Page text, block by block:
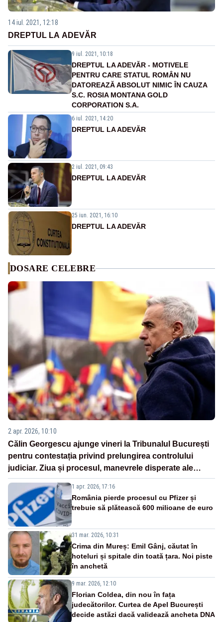
14 iul. 2021, 12:18
DREPTUL LA ADEVĂR
9 iul. 2021, 10:18
DREPTUL LA ADEVĂR - MOTIVELE
PENTRU CARE STATUL ROMÂN NU
DATOREAZĂ ABSOLUT NIMIC ÎN CAUZA
S.C. ROSIA MONTANA GOLD
CORPORATION S.A.
6 iul. 2021, 14:20
DREPTUL LA ADEVĂR
2 iul. 2021, 09:43
DREPTUL LA ADEVĂR
25 iun. 2021, 16:10
DREPTUL LA ADEVĂR
DOSARE CELEBRE
2 apr. 2026, 10:10
Călin Georgescu ajunge vineri la Tribunalul București
pentru contestația privind prelungirea controlului
judiciar. Ziua și procesul, manevrele disperate ale
Sistemului
1 apr. 2026, 17:16
România pierde procesul cu Pfizer și
trebuie să plătească 600 milioane de euro
31 mar. 2026, 10:31
Crima din Mureș: Emil Gânj, căutat în
hoteluri și spitale din toată țara. Noi piste
în anchetă
9 mar. 2026, 12:10
Florian Coldea, din nou în fața
judecătorilor. Curtea de Apel București
decide astăzi dacă validează ancheta DNA